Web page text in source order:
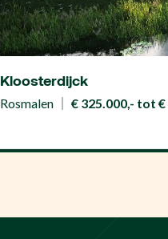
Kloosterdijck
Rosmalen € 325.000,- tot €